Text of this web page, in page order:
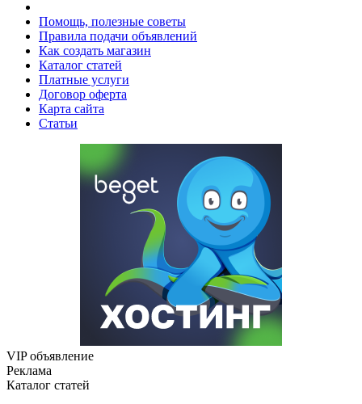
Помощь, полезные советы
Правила подачи объявлений
Как создать магазин
Каталог статей
Платные услуги
Договор оферта
Карта сайта
Статьи
VIP объявление
Реклама
Каталог статей